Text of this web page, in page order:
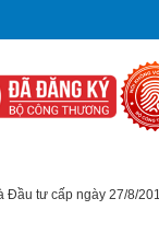
Đầu tư cấp ngày 27/8/